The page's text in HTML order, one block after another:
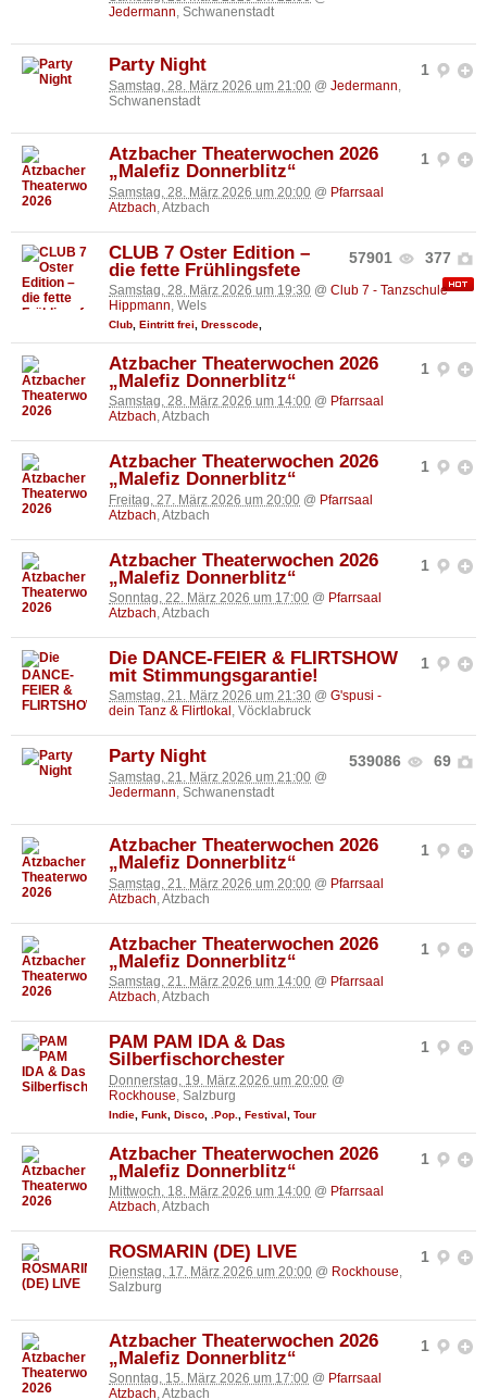
Jedermann , Schwanenstadt
1
Party Night
Samstag, 28. März 2026 um 21:00 @ Jedermann
Schwanenstadt
1
Atzbacher Theaterwochen 2026
„Malefiz Donnerblitz“
Samstag, 28. März 2026 um 20:00 @ Pfarrsaal
Atzbach , Atzbach
57901 377
CLUB 7 Oster Edition –
die fette Frühlingsfete
Samstag, 28. März 2026 um 19:30 @ Club 7 - Tanzschule
Hippmann, Wels
Club Eintritt frei Dresscode
1
Atzbacher Theaterwochen 2026
„Malefiz Donnerblitz“
Samstag, 28. März 2026 um 14:00 @ Pfarrsaal
Atzbach, Atzbach
1
Atzbacher Theaterwochen 2026
„Malefiz Donnerblitz“
Freitag, 27. März 2026 um 20:00 @ Pfarrsaal
Atzbach , Atzbach
1
Atzbacher Theaterwochen 2026
„Malefiz Donnerblitz“
Sonntag, 22. März 2026 um 17:00 @ Pfarrsaal
Atzbach, Atzbach
1
Die DANCE-FEIER & FLIRTSHOW
mit Stimmungsgarantie!
Samstag, 21. März 2026 um 21:30 @ G'spusi -
dein Tanz & Flirtlokal , Vöcklabruck
539086 69
Party Night
Samstag, 21. März 2026 um 21:00 @
Jedermann , Schwanenstadt
1
Atzbacher Theaterwochen 2026
„Malefiz Donnerblitz“
Samstag, 21. März 2026 um 20:00 @ Pfarrsaal
Atzbach , Atzbach
1
Atzbacher Theaterwochen 2026
„Malefiz Donnerblitz“
Samstag, 21. März 2026 um 14:00 @ Pfarrsaal
Atzbach, Atzbach
1
PAM PAM IDA & Das
Silberfischorchester
Donnerstag, 19. März 2026 um 20:00 @
Rockhouse , Salzburg
Indie Funk Disco .Pop. Festival Tour
1
Atzbacher Theaterwochen 2026
„Malefiz Donnerblitz“
Mittwoch, 18. März 2026 um 14:00 @ Pfarrsaal
Atzbach, Atzbach
1
ROSMARIN (DE) LIVE
Dienstag, 17. März 2026 um 20:00 @ Rockhouse,
Salzburg
1
Atzbacher Theaterwochen 2026
„Malefiz Donnerblitz“
Sonntag, 15. März 2026 um 17:00 @ Pfarrsaal
Atzbach, Atzbach